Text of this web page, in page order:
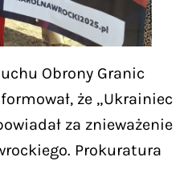
Obrony Granic
że „Ukrainiec
za znieważenie
Prokuratura